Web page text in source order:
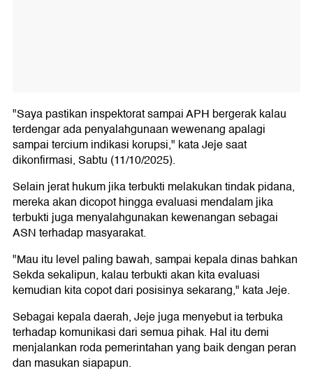
"Saya pastikan inspektorat sampai APH bergerak kalau
terdengar ada penyalahgunaan wewenang apalagi
sampai tercium indikasi korupsi," kata Jeje saat
dikonfirmasi, Sabtu (11/10/2025).
Selain jerat hukum jika terbukti melakukan tindak pidana,
mereka akan dicopot hingga evaluasi mendalam jika
terbukti juga menyalahgunakan kewenangan sebagai
ASN terhadap masyarakat.
"Mau itu level paling bawah, sampai kepala dinas bahkan
Sekda sekalipun, kalau terbukti akan kita evaluasi
kemudian kita copot dari posisinya sekarang," kata Jeje.
Sebagai kepala daerah, Jeje juga menyebut ia terbuka
terhadap komunikasi dari semua pihak. Hal itu demi
menjalankan roda pemerintahan yang baik dengan peran
dan masukan siapapun.